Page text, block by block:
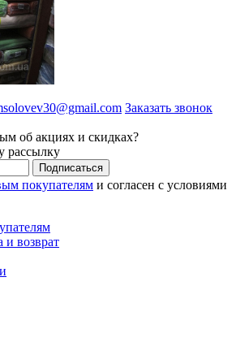
Заказать звонок
об акциях и скидках?
рассылку
Подписаться
покупателям и согласен с условиями
и возврат